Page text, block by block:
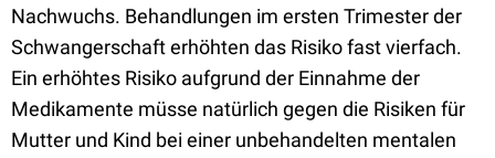
Nachwuchs. Behandlungen im ersten Trimester der
Schwangerschaft erhöhten das Risiko fast vierfach.
Ein erhöhtes Risiko aufgrund der Einnahme der
Medikamente müsse natürlich gegen die Risiken für
Mutter und Kind bei einer unbehandelten mentalen